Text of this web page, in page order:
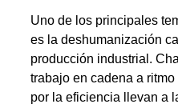
Uno de los principales
es la deshumanización
producción industrial.
trabajo en cadena a
por la eficiencia llevan a